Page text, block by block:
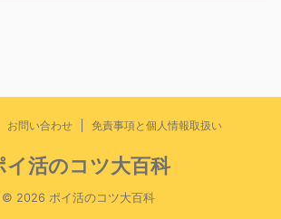
お問い合わせ 免責事項と個人情報取扱い
イ活のコツ大百科
© 2026 ポイ活のコツ大百科